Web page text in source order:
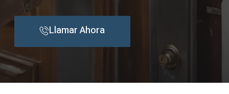
Llamar Ahora